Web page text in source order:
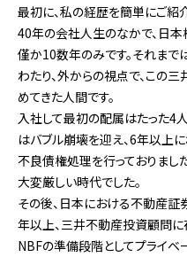
最初に、私の経歴を簡単にご紹
40年の会社人生のなかで、日
僅か10数年のみです。それまで
わたり、外からの視点で、この
めてきた人間です。
入社して最初の配属はたった4
はバブル崩壊を迎え、6年以上
不良債権処理を行っておりまし
大変厳しい時代でした。
その後、日本における不動産
年以上、三井不動産投資顧問
NBFの準備段階としてプライベ